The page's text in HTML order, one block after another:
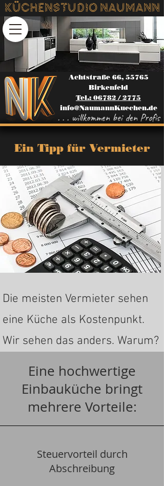
Achtstraße 66, 55765
Birkenfeld
Tel.: 06782 / 2775
info@NaumannKuechen.de
. . . willkommen bei den Profis
Küchenstudio NAUMANN
Ein Tipp für Vermieter
Die meisten Vermieter sehen
eine Küche als Kostenpunkt.
Wir sehen das anders. Warum?
Eine hochwertige
Einbauküche bringt
mehrere Vorteile:
Steuervorteil durch
Abschreibung